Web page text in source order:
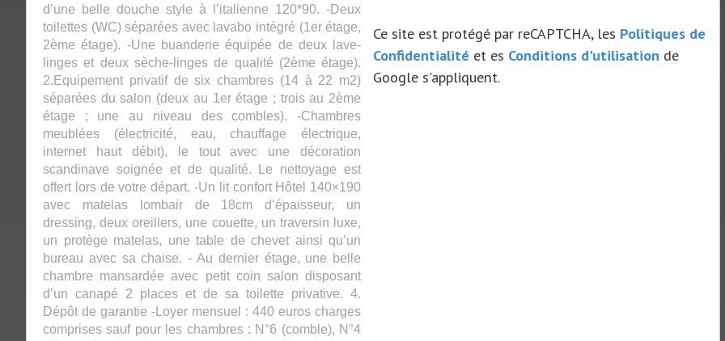
d’une belle douche style à l’italienne 120*90. -Deux
toilettes (WC) séparées avec lavabo intégré (1er étage,
2ème étage). -Une buanderie équipée de deux lave-
linges et deux sèche-linges de qualité (2ème étage).
2.Equipement privatif de six chambres (14 à 22 m2)
séparées du salon (deux au 1er étage ; trois au 2ème
étage ; une au niveau des combles). -Chambres
meublées (électricité, eau, chauffage électrique,
internet haut débit), le tout avec une décoration
scandinave soignée et de qualité. Le nettoyage est
offert lors de votre départ. -Un lit confort Hôtel 140×190
avec matelas lombair de 18cm d’épaisseur, un
dressing, deux oreillers, une couette, un traversin luxe,
un protège matelas, une table de chevet ainsi qu’un
bureau avec sa chaise. - Au dernier étage, une belle
chambre mansardée avec petit coin salon disposant
d’un canapé 2 places et de sa toilette privative. 4.
Dépôt de garantie -Loyer mensuel : 440 euros charges
comprises sauf pour les chambres : N°6 (comble), N°4
Ce site est protégé par reCAPTCHA, les Politiques de
Confidentialité et es Conditions d'utilisation de
Google s'appliquent.